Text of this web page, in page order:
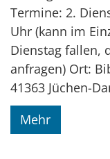
Termine: 2.
Uhr (kann im
Dienstag fallen,
anfragen) Ort:
41363 Jüchen-
Mehr